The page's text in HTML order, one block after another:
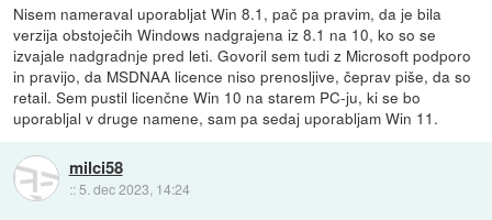
Nisem nameraval uporabljat Win 8.1, pač pa pravim, da je bila
verzija obstoječih Windows nadgrajena iz 8.1 na 10, ko so se
izvajale nadgradnje pred leti. Govoril sem tudi z Microsoft podporo
in pravijo, da MSDNAA licence niso prenosljive, čeprav piše, da so
retail. Sem pustil licenčne Win 10 na starem PC-ju, ki se bo
uporabljal v druge namene, sam pa sedaj uporabljam Win 11.
milci58
:: 5. dec 2023, 14:24